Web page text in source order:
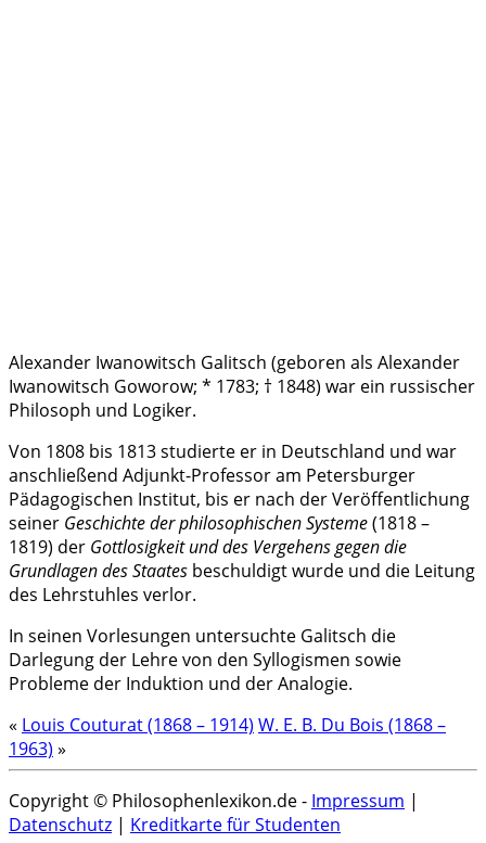
Alexander Iwanowitsch Galitsch (geboren als Alexander
Iwanowitsch Goworow; * 1783; † 1848) war ein russischer
Philosoph und Logiker.
Von 1808 bis 1813 studierte er in Deutschland und war
anschließend Adjunkt-Professor am Petersburger
Pädagogischen Institut, bis er nach der Veröffentlichung
seiner Geschichte der philosophischen Systeme(1818 –
1819) der Gottlosigkeit und des Vergehens gegen die
Grundlagen des Staates beschuldigt wurde und die Leitung
des Lehrstuhles verlor.
In seinen Vorlesungen untersuchte Galitsch die
Darlegung der Lehre von den Syllogismen sowie
Probleme der Induktion und der Analogie.
« Louis Couturat (1868 – 1914) W. E. B. Du Bois (1868 –
1963) »
Copyright © Philosophenlexikon.de - Impressum |
Datenschutz | Kreditkarte für Studenten